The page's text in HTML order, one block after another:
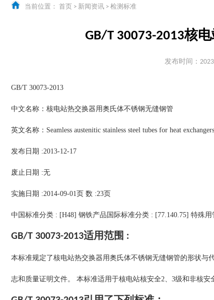
当前位置： 首页 > 新闻资讯 > 检测标准
GB/T 30073-2013核
发布时间：
GB/T 30073-2013
中文名称：核电站热交换器用奥氏体不锈钢无缝钢管
英文名称：Seamless austenitic stainless steel tubes for heat
发布日期 :2013-12-17
废止日期 :无
实施日期 :2014-09-01页 数 :23页
中国标准分类 : [H48] 钢铁产品国际标准分类 : [77.140.75] 特殊用
GB/T 30073-2013适用范围 :
本标准规定了核电站热交换器用奥氏体不锈钢无缝钢管的形状
志和质量证明文件。 本标准适用于核电站核安全2、3级和非核